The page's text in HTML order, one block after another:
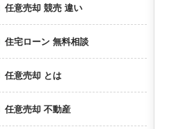
任意売却 競売 違い
住宅ローン 無料相談
任意売却 とは
任意売却 不動産